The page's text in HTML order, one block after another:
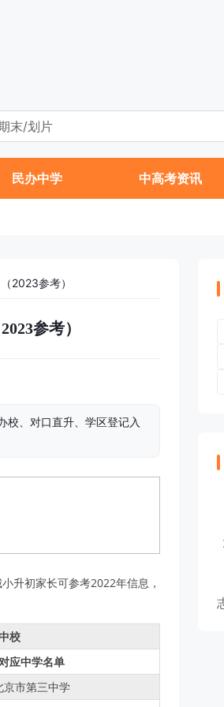
民办中学 中高考资讯
2023参考）
参考）
校、对口直升、学区登记入
升初家长可参考2022年信息，
校
应中学名单
京市第三中学